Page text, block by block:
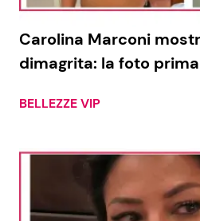
Carolina Marconi
dimagrita: la foto
BELLEZZE VIP